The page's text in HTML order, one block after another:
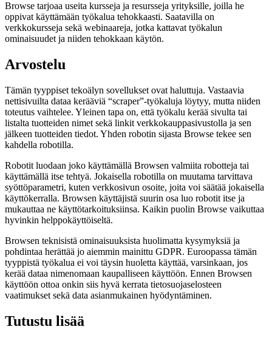
Browse tarjoaa useita kursseja ja resursseja yrityksille, joilla he
oppivat käyttämään työkalua tehokkaasti. Saatavilla on
verkkokursseja sekä webinaareja, jotka kattavat työkalun
ominaisuudet ja niiden tehokkaan käytön.
Arvostelu
Tämän tyyppiset tekoälyn sovellukset ovat haluttuja. Vastaavia
nettisivuilta dataa kerääviä “scraper”-työkaluja löytyy, mutta niiden
toteutus vaihtelee. Yleinen tapa on, että työkalu kerää sivulta tai
listalta tuotteiden nimet sekä linkit verkkokauppasivustolla ja sen
jälkeen tuotteiden tiedot. Yhden robotin sijasta Browse tekee sen
kahdella robotilla.
Robotit luodaan joko käyttämällä Browsen valmiita robotteja tai
käyttämällä itse tehtyä. Jokaisella robotilla on muutama tarvittava
syöttöparametri, kuten verkkosivun osoite, joita voi säätää jokaisella
käyttökerralla. Browsen käyttäjistä suurin osa luo robotit itse ja
mukauttaa ne käyttötarkoituksiinsa. Kaikin puolin Browse vaikuttaa
hyvinkin helppokäyttöiseltä.
Browsen teknisistä ominaisuuksista huolimatta kysymyksiä ja
pohdintaa herättää jo aiemmin mainittu GDPR. Euroopassa tämän
tyyppistä työkalua ei voi täysin huoletta käyttää, varsinkaan, jos
kerää dataa nimenomaan kaupalliseen käyttöön. Ennen Browsen
käyttöön ottoa onkin siis hyvä kerrata tietosuojaselosteen
vaatimukset sekä data asianmukainen hyödyntäminen.
Tutustu lisää